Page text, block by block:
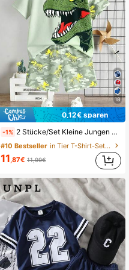
18
0,12€ sparen
-1% 2 Stücke/Set Kleine Jungen Lässig Cartoon Dinosaurier Muster Rundhals Kurzarm T-Shirt und Shorts, geeignet für den Sommer
#10 Bestseller in Tier T-Shirt-Sets für Jungen
11,87€ 11,99€